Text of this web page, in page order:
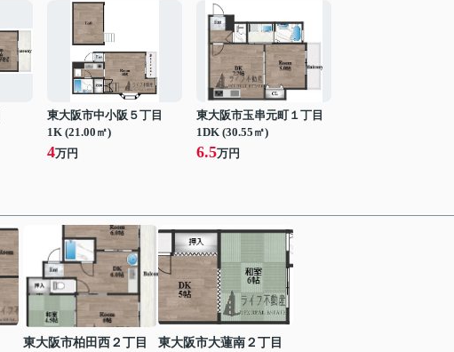
東大阪市中小阪５丁目
1K (21.00㎡)
4万円
東大阪市玉串元町１丁目
1DK (30.55㎡)
6.5万円
東大阪市柏田西２丁目
東大阪市大蓮南２丁目